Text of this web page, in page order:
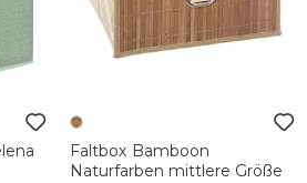
Faltbox Bamboon
Naturfarben mittlere Größe